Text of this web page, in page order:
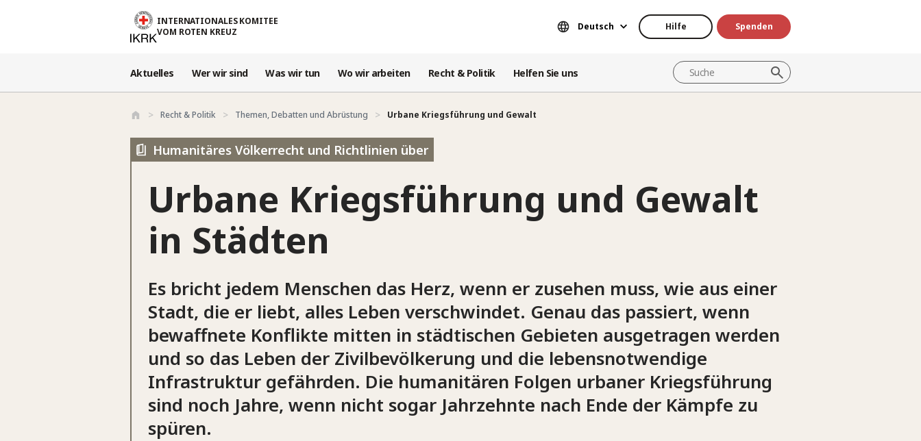
INTERNATIONALES KOMITEE
VOM ROTEN KREUZ
Deutsch Hilfe Spenden
Aktuelles Wer wir sind Was wir tun Wo wir arbeiten Recht & Politik Helfen Sie uns
Recht & Politik Themen, Debatten und Abrüstung Urbane Kriegsführung und Gewalt
Humanitäres Völkerrecht und Richtlinien über
Urbane Kriegsführung und Gewalt
in Städten
Es bricht jedem Menschen das Herz, wenn er zusehen muss, wie aus einer
Stadt, die er liebt, alles Leben verschwindet. Genau das passiert, wenn
bewaffnete Konflikte mitten in städtischen Gebieten ausgetragen werden
und so das Leben der Zivilbevölkerung und die lebensnotwendige
Infrastruktur gefährden. Die humanitären Folgen urbaner Kriegsführung
sind noch Jahre, wenn nicht sogar Jahrzehnte nach Ende der Kämpfe zu
spüren.